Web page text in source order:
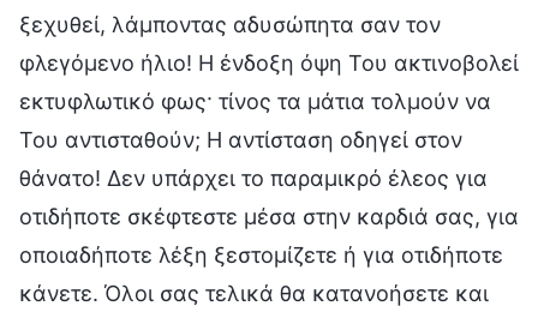
ξεχυθεί, λάμποντας αδυσώπητα σαν τον
φλεγόμενο ήλιο! Η ένδοξη όψη Του ακτινοβολεί
εκτυφλωτικό φως· τίνος τα μάτια τολμούν να
Του αντισταθούν; Η αντίσταση οδηγεί στον
θάνατο! Δεν υπάρχει το παραμικρό έλεος για
οτιδήποτε σκέφτεστε μέσα στην καρδιά σας, για
οποιαδήποτε λέξη ξεστομίζετε ή για οτιδήποτε
κάνετε. Όλοι σας τελικά θα κατανοήσετε και